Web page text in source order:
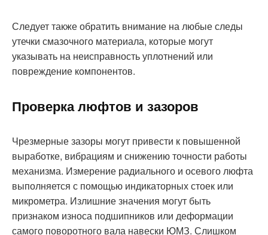
Следует также обратить внимание на любые следы
утечки смазочного материала, которые могут
указывать на неисправность уплотнений или
повреждение компонентов.
Проверка люфтов и зазоров
Чрезмерные зазоры могут привести к повышенной
выработке, вибрациям и снижению точности работы
механизма. Измерение радиального и осевого люфта
выполняется с помощью индикаторных стоек или
микрометра. Излишние значения могут быть
признаком износа подшипников или деформации
самого поворотного вала навески ЮМЗ. Слишком